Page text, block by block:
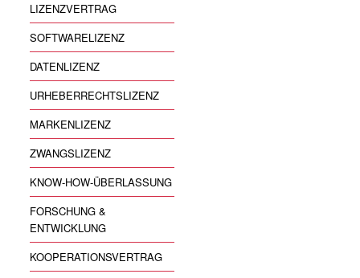
LIZENZVERTRAG
SOFTWARELIZENZ
DATENLIZENZ
URHEBERRECHTSLIZENZ
MARKENLIZENZ
ZWANGSLIZENZ
KNOW-HOW-ÜBERLASSUNG
FORSCHUNG &
ENTWICKLUNG
KOOPERATIONSVERTRAG